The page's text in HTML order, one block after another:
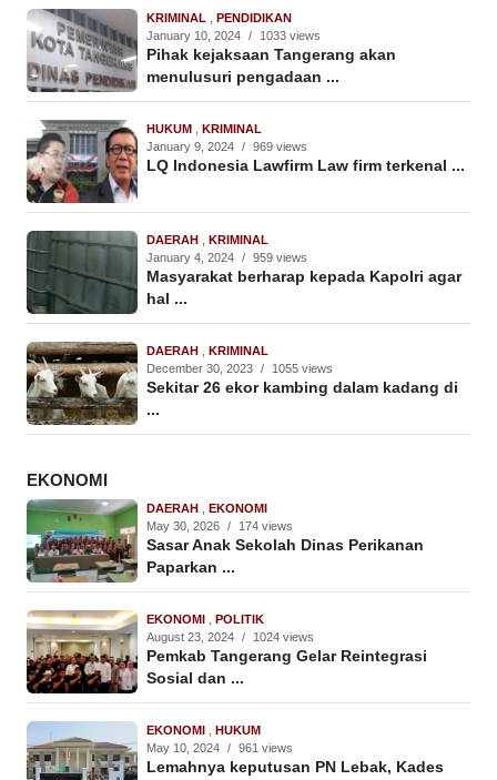
KRIMINAL , PENDIDIKAN
January 10, 2024 / 1033 views
Pihak kejaksaan Tangerang akan
menulusuri pengadaan ...
HUKUM , KRIMINAL
January 9, 2024 / 969 views
LQ Indonesia Lawfirm Law firm terkenal ...
DAERAH , KRIMINAL
January 4, 2024 / 959 views
Masyarakat berharap kepada Kapolri agar
hal ...
DAERAH , KRIMINAL
December 30, 2023 / 1055 views
Sekitar 26 ekor kambing dalam kadang di
...
EKONOMI
DAERAH , EKONOMI
May 30, 2026 / 174 views
Sasar Anak Sekolah Dinas Perikanan
Paparkan ...
EKONOMI , POLITIK
August 23, 2024 / 1024 views
Pemkab Tangerang Gelar Reintegrasi
Sosial dan ...
EKONOMI , HUKUM
May 10, 2024 / 961 views
Lemahnya keputusan PN Lebak, Kades